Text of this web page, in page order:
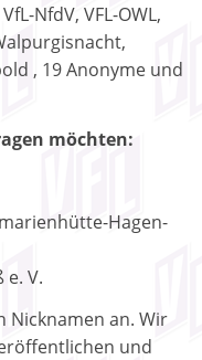
NfdV, VFL-OWL,
, 19 Anonyme und
möchten:
Hagen-
V.
Nicknamen an. Wir
und